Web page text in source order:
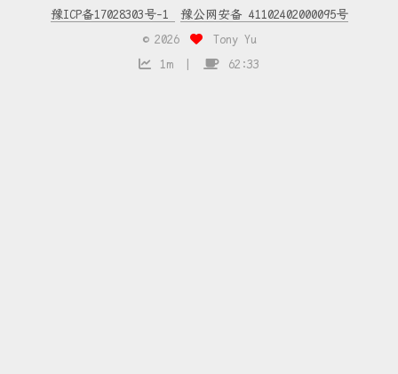
豫ICP备17028303号-1
豫公网安备 41102402000095号
© 2026
Tony Yu
1m
62:33